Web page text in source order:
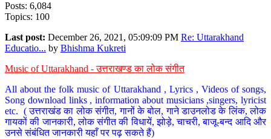
Posts: 6,084
Topics: 100
Last post: December 26, 2021, 05:09:09 PM Re: Uttarakhand
Educatio... by Bhishma Kukreti
Music of Uttarakhand - उत्तराखण्ड का लोक संगीत
All about the folk music of Uttarakhand , Lyrics , Videos of songs,
Song download links , information about musicians ,singers, lyricist
etc. ( उत्तराखंड का लोक संगीत, गानों के बोल, गाने डाउनलोड के लिंक, लोक
गायकों की जानकारी, लोक संगीत की विधायें, झोड़े, चाचरी, बाजू-बन्द आदि और
उनसे संबंधित जानकारी यहाँ पर पढ़ सकते हैं)